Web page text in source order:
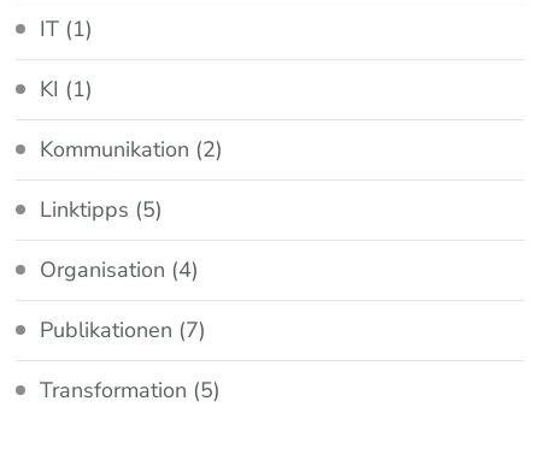
IT (1)
KI (1)
Kommunikation (2)
Linktipps (5)
Organisation (4)
Publikationen (7)
Transformation (5)